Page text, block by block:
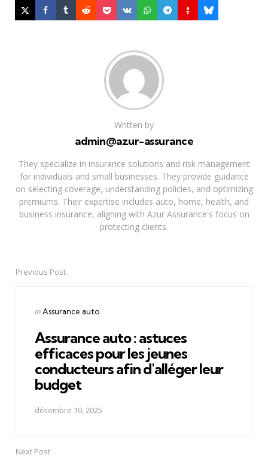
Written by
admin@azur-assurance
They specialize in insurance solutions and risk management
for individuals and small businesses. They provide guidance
on selecting coverage, understanding policies, and optimizing
premiums. Their expertise includes auto, home, health, and
business insurance, aligning with Azur Assurance's focus on
protecting clients.
PostPrevious Post
Posted
inAssurance auto
Assurance auto : astuces
efficaces pour les jeunes
conducteurs afin d'alléger leur
budget
décembre 10, 2025
Next Post